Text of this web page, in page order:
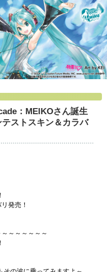
：MEIKOさん誕生
ストスキン＆カラバ
発売！
～～～～～～